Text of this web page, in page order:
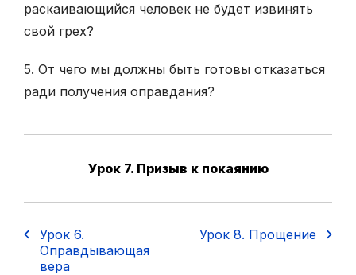
раскаивающийся человек не будет извинять
свой грех?
5. От чего мы должны быть готовы отказаться
ради получения оправдания?
Урок 7. Призыв к покаянию
Урок 6.
Оправдывающая
вера
Урок 8. Прощение